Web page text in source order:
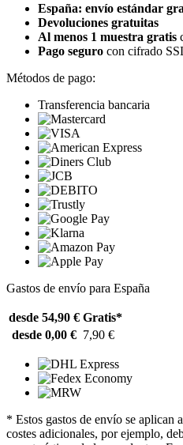
España: envío estándar
Devoluciones gratuitas
Al menos 1 muestra gratis
Pago seguro con cifrado
Métodos de pago:
Transferencia bancaria
Gastos de envío para España
desde 54,90 € Gratis*
desde 0,00 € 7,90 €
* Estos gastos de envío se aplican
costes adicionales, por ejemplo,